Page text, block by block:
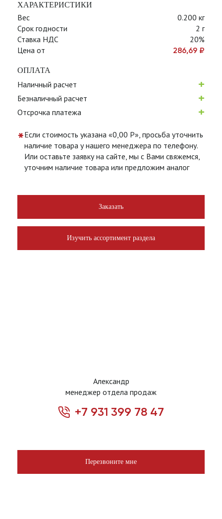
ХАРАКТЕРИСТИКИ
Вес
0.200 кг
Срок годности
2 г
Ставка НДС
20%
Цена от
286,69 ₽
ОПЛАТА
Наличный расчет +
Безналичный расчет +
Отсрочка платежа +
*Если стоимость указана «0,00 Р», просьба уточнить
наличие товара у нашего менеджера по телефону.
Или оставьте заявку на сайте, мы с Вами свяжемся,
уточним наличие товара или предложим аналог
Заказать
Изучить ассортимент раздела
Александр
менеджер отдела продаж
+7 931 399 78 47
Перезвоните мне